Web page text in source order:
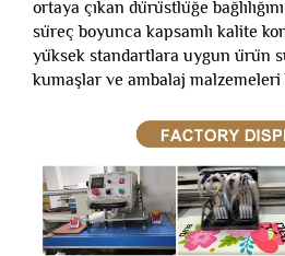
ortaya çıkan dürüstlüğe
süreç boyunca kapsamlı kalite
yüksek standartlara uygun ürün
kumaşlar ve ambalaj malzemeleri